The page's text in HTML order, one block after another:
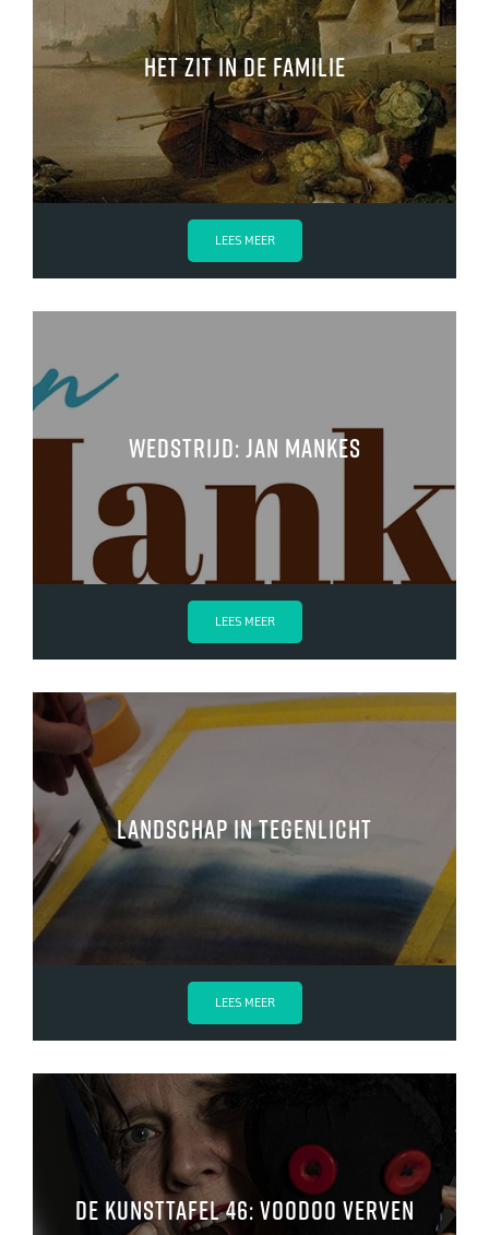
Het zit in de familie
LEES MEER
Wedstrijd: Jan Mankes
LEES MEER
Landschap in tegenlicht
LEES MEER
De kunsttafel 46: Voodoo verven